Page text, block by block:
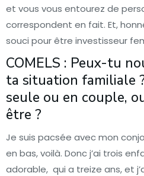
et vous vous entourez de
correspondent en fait. Et,
souci pour être investisseur
COMELS : Peux-tu
ta situation familiale
seule ou en couple,
être ?
Je suis pacsée avec mon
en bas, voilà. Donc j’ai trois
adorable, qui a treize ans, et